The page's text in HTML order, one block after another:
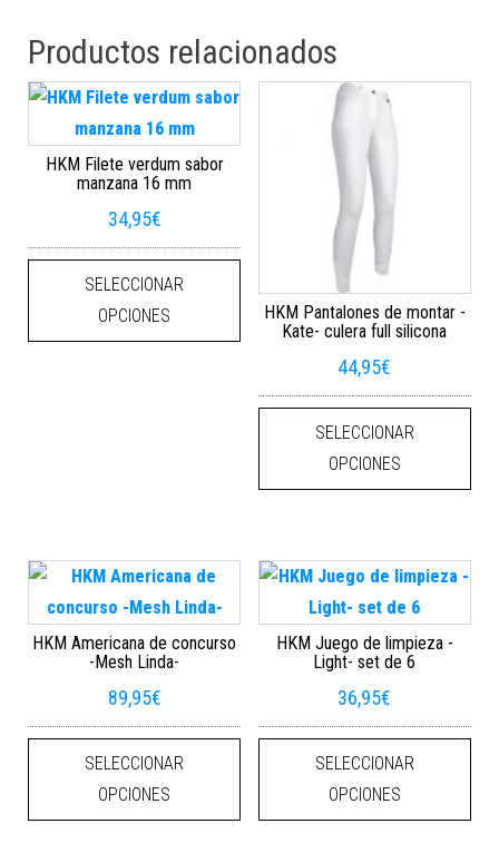
Productos relacionados
HKM Filete verdum sabor
manzana 16 mm
34,95€
SELECCIONAR
OPCIONES
Este producto tiene múltiples
HKM Pantalones de montar -
Kate- culera full silicona
44,95€
SELECCIONAR
OPCIONES
HKM Americana de concurso
-Mesh Linda-
89,95€
SELECCIONAR
OPCIONES
Este producto tiene múltiples
HKM Juego de limpieza -
Light- set de 6
36,95€
SELECCIONAR
OPCIONES